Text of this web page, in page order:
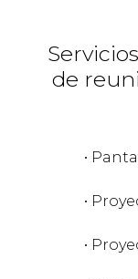
de
•
•
•